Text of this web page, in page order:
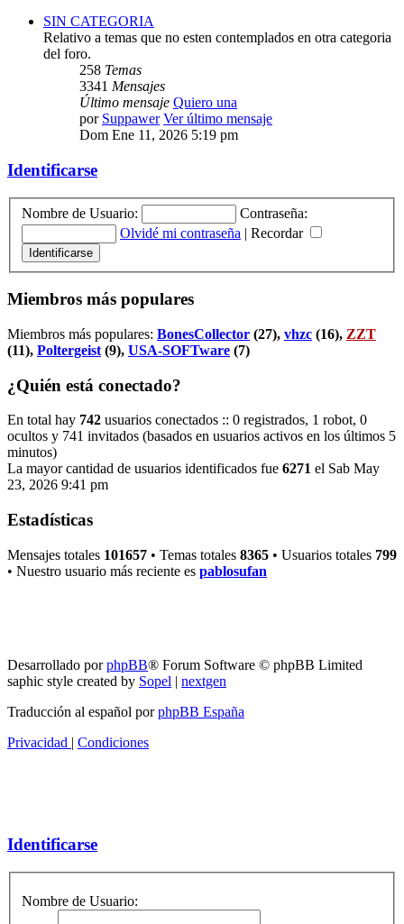
SIN CATEGORIA
Relativo a temas que no esten contemplados en otra categoria
del foro.
258 Temas
3341 Mensajes
Último mensaje Quiero una
por Suppawer Ver último mensaje
Dom Ene 11, 2026 5:19 pm
Identificarse
Nombre de Usuario:
Contraseña:
Olvidé mi contraseña | Recordar
Miembros más populares
Miembros más populares: BonesCollector (27), vhzc (16), ZZT
(11), Poltergeist (9), USA-SOFTware (7)
¿Quién está conectado?
En total hay 742 usuarios conectados :: 0 registrados, 1 robot, 0
ocultos y 741 invitados (basados en usuarios activos en los últimos 5
minutos)
La mayor cantidad de usuarios identificados fue 6271 el Sab May
23, 2026 9:41 pm
Estadísticas
Mensajes totales 101657 • Temas totales 8365 • Usuarios totales 799
• Nuestro usuario más reciente es pablosufan
Desarrollado porphpBB® Forum Software © phpBB Limited
saphic style created by Sopel | nextgen
Traducción al español porphpBB España
Privacidad | Condiciones
Identificarse
Nombre de Usuario: